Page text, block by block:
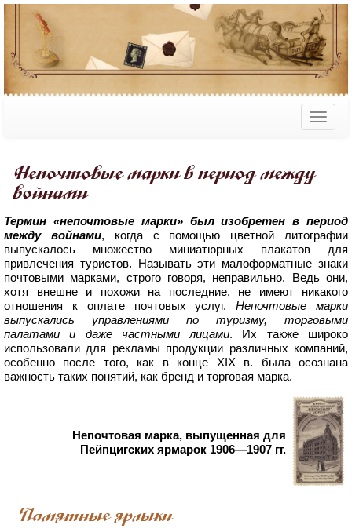
Непочтовые марки в период между
войнами
Термин «непочтовые марки» был изобретен в период
между войнами, когда с помощью цветной литографии
выпускалось множество миниатюрных плакатов для
привлечения туристов. Называть эти малоформатные знаки
почтовыми марками, строго говоря, неправильно. Ведь они,
хотя внешне и похожи на последние, не имеют никакого
отношения к оплате почтовых услуг.Непочтовые марки
выпускались управлениями по туризму, торговыми
палатами и даже частными лицами. Их также широко
использовали для рекламы продукции различных компаний,
особенно после того, как в конце XIX в. была осознана
важность таких понятий, как бренд и торговая марка.
Непочтовая марка, выпущенная для
Пейпцигских ярмарок 1906—1907 гг.
Памятные ярлыки